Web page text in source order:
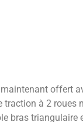
offert
traction à 2 roues
bras triangulaire